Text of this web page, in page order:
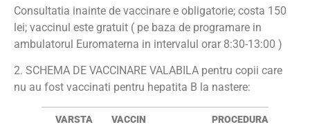
Consultatia inainte de vaccinare e obligatorie; costa 150
lei; vaccinul este gratuit ( pe baza de programare in
ambulatorul Euromaterna in intervalul orar 8:30-13:00 )
2. SCHEMA DE VACCINARE VALABILA pentru copii care
nu au fost vaccinati pentru hepatita B la nastere:
VARSTA
VACCIN
PROCEDURA